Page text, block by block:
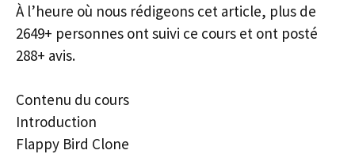
À l’heure où nous rédigeons cet article, plus de
2649+ personnes ont suivi ce cours et ont posté
288+ avis.
Contenu du cours
Introduction
Flappy Bird Clone